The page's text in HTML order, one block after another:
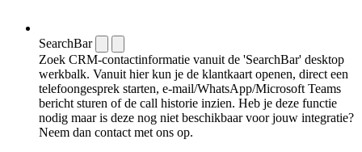
SearchBar
Zoek CRM-contactinformatie vanuit de 'SearchBar' desktop
werkbalk. Vanuit hier kun je de klantkaart openen, direct een
telefoongesprek starten, e-mail/WhatsApp/Microsoft Teams
bericht sturen of de call historie inzien. Heb je deze functie
nodig maar is deze nog niet beschikbaar voor jouw integratie?
Neem dan contact met ons op.